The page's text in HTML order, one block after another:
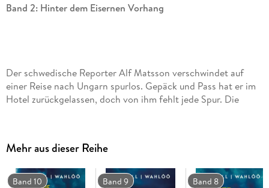
Band 2: Hinter dem Eisernen Vorhang
Der schwedische Reporter Alf Matsson verschwindet auf
einer Reise nach Ungarn spurlos. Gepäck und Pass hat er im
Hotel zurückgelassen, doch von ihm fehlt jede Spur. Die
angekommen, wird er von Unbekannten brutal
zusammengeschlagen. Jemand versucht mit allen Mitteln zu
verhindern, dass die Wahrheit ans Licht kommt. . .
Mehr aus dieser Reihe
Band 10 Band 9 Band 8